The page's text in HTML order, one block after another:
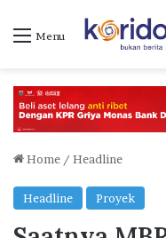
Menu
Home / Headline
Headline Proyek